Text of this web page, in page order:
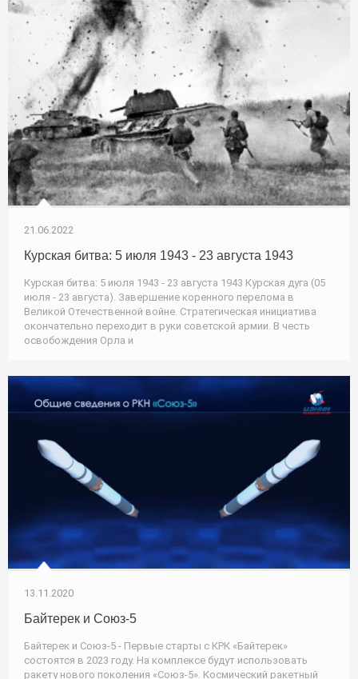
21.06.2022
Курская битва: 5 июля 1943 - 23 августа 1943
Курская битва: 5 июля 1943 - 23 августа 1943 Курская дуга (05
июля - 23 августа). Завершение коренного перелома в
Великой Отечественной войне. Стратегическая инициатива
окончательно переходит в руки советской армии. В честь
освобождения Орла и
13.11.2020
Байтерек и Союз-5
Байтерек и Союз-5 - Первые старты с КРК «Байтерек»
состоятся в 2023 году. На комплексе будут использовать
ракету нового поколения «Союз-5». Космический ракетный